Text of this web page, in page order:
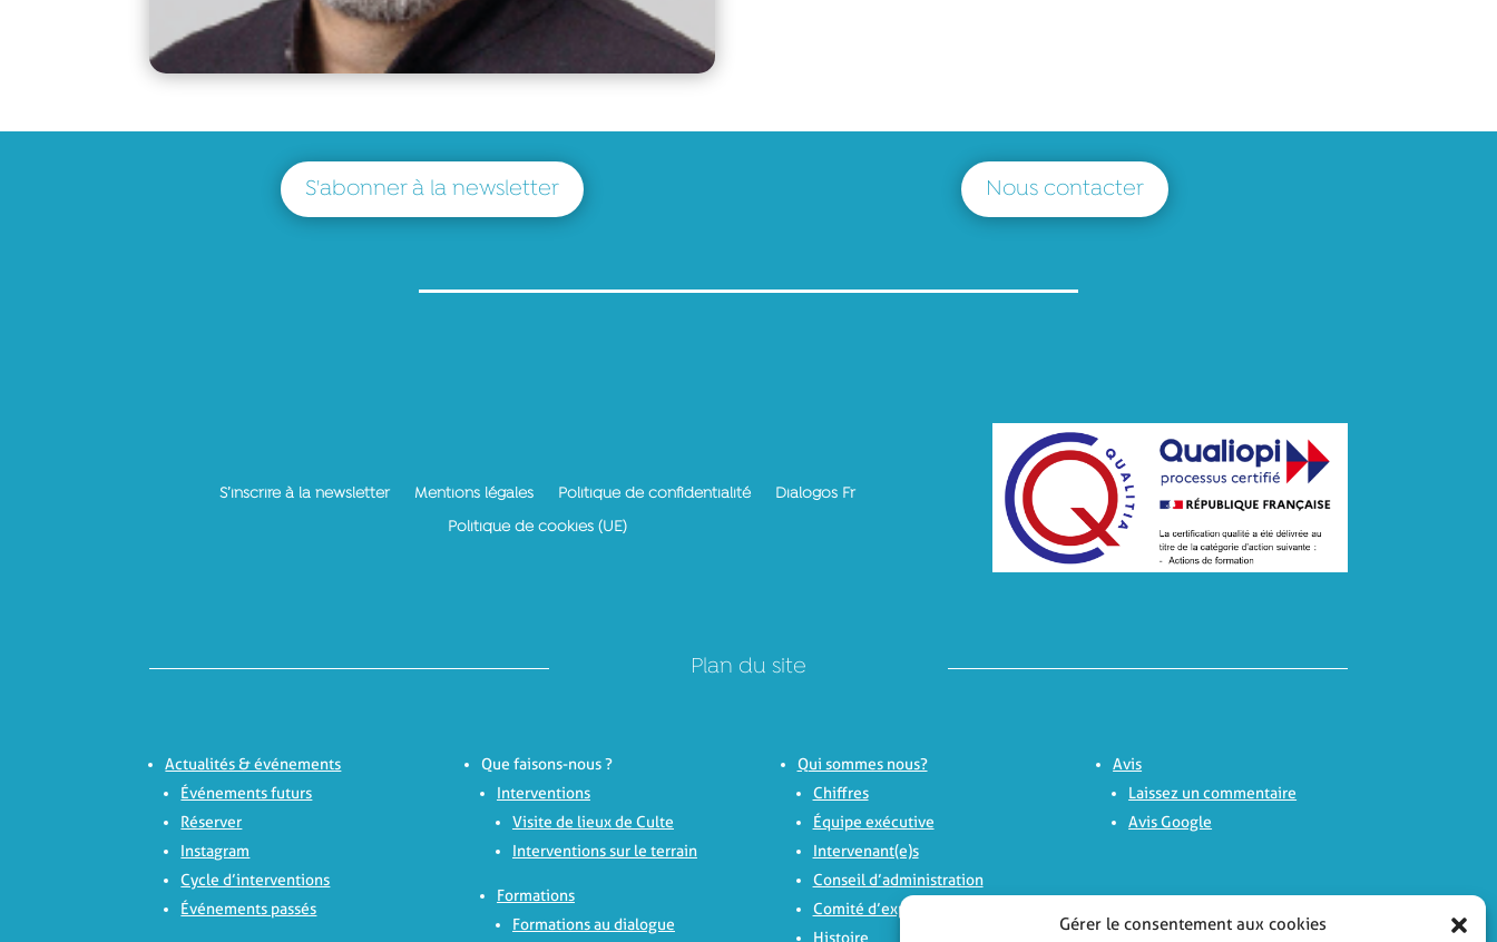
Gérer le consentement aux cookies
S'abonner à la newsletter Nous contacter
S’inscrire à la newsletter Mentions légales Politique de confidentialité
Dialogos Fr
Politique de cookies (UE)
Plan du site
Actualités & événements
Événements futurs
Réserver
Instagram
Cycle d’interventions
Événements passés
Que faisons-nous ?
Interventions
Visite de lieux de Culte
Interventions sur le terrain
Formations
Formations au dialogue
Qui sommes nous?
Chiffres
Équipe exécutive
Intervenant(e)s
Conseil d’administration
Comité d’experts
Histoire
Avis
Laissez un commentaire
Avis Google
Nous contacter